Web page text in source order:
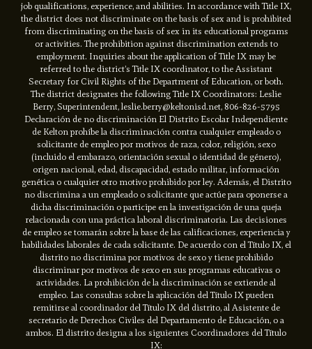
job qualifications, experience, and abilities. In accordance with Title IX,
the district does not discriminate on the basis of sex and is prohibited
from discriminating on the basis of sex in its educational programs
or activities. The prohibition against discrimination extends to
employment. Inquiries about the application of Title IX may be
referred to the district’s Title IX coordinator, to the Assistant
Secretary for Civil Rights of the Department of Education, or both.
The district designates the following Title IX Coordinators: Leslie
Berry, Superintendent, leslie.berry@keltonisd.net, 806-826-5795
Declaración de no discriminación El Distrito Escolar Independiente
de Kelton prohíbe la discriminación contra cualquier empleado o
solicitante de empleo por motivos de raza, color, religión, sexo
(incluido el embarazo, orientación sexual o identidad de género),
origen nacional, edad, discapacidad, estado militar, información
genética o cualquier otro motivo prohibido por ley. Además, el Distrito
no discrimina a un empleado o solicitante que actúe para oponerse a
dicha discriminación o participe en la investigación de una queja
relacionada con una práctica laboral discriminatoria. Las decisiones
de empleo se tomarán sobre la base de las calificaciones, experiencia y
habilidades laborales de cada solicitante. De acuerdo con el Título IX, el
distrito no discrimina por motivos de sexo y tiene prohibido
discriminar por motivos de sexo en sus programas educativas o
actividades. La prohibición de la discriminación se extiende al
empleo. Las consultas sobre la aplicación del Título IX pueden
remitirse al coordinador del Título IX del distrito, al Asistente de
secretario de Derechos Civiles del Departamento de Educación, o a
ambos. El distrito designa a los siguientes Coordinadores del Título
IX: